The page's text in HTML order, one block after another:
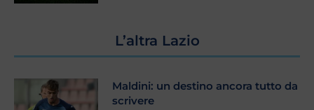
L’altra Lazio
Maldini: un destino ancora tutto da
scrivere